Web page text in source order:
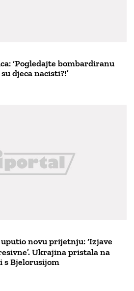
‘Pogledajte bombardiranu
djeca nacisti?!’
novu prijetnju: ‘Izjave
Ukrajina pristala na
s Bjelorusijom